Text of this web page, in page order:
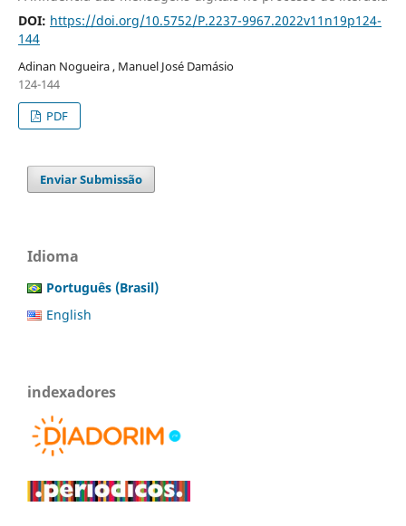
DOI: https://doi.org/10.5752/P.2237-9967.2022v11n19p124-
144
Adinan Nogueira , Manuel José Damásio
124-144
PDF
Enviar Submissão
Idioma
Português (Brasil)
English
indexadores